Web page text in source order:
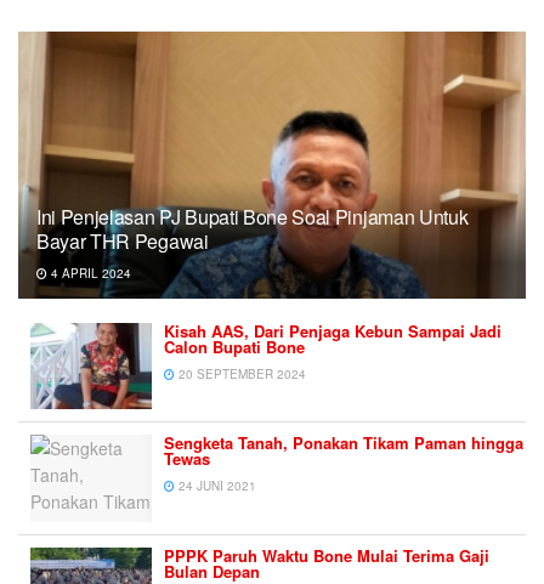
Ini Penjelasan PJ Bupati Bone Soal Pinjaman Untuk
Bayar THR Pegawai
4 APRIL 2024
Kisah AAS, Dari Penjaga Kebun Sampai Jadi
Calon Bupati Bone
20 SEPTEMBER 2024
Sengketa Tanah, Ponakan Tikam Paman hingga
Tewas
24 JUNI 2021
PPPK Paruh Waktu Bone Mulai Terima Gaji
Bulan Depan